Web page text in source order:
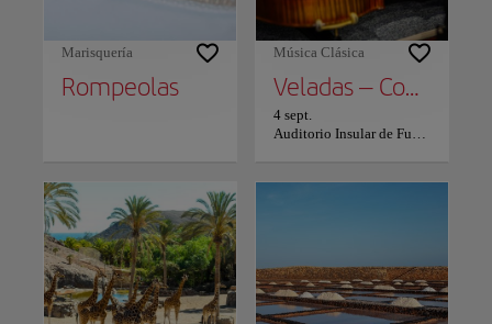
Marisquería
Rompeolas
Música Clásica
Veladas – Conciertos selectos
4 sept.